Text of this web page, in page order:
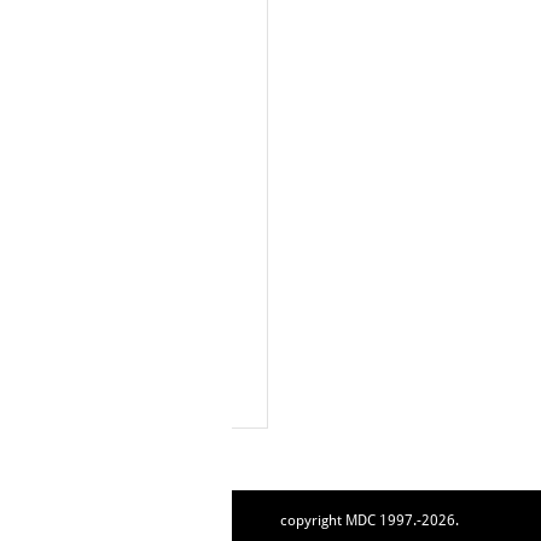
copyright MDC 1997.-2026.